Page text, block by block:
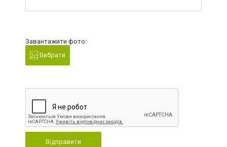
Завантажити фото:
Вибрати
Відправити